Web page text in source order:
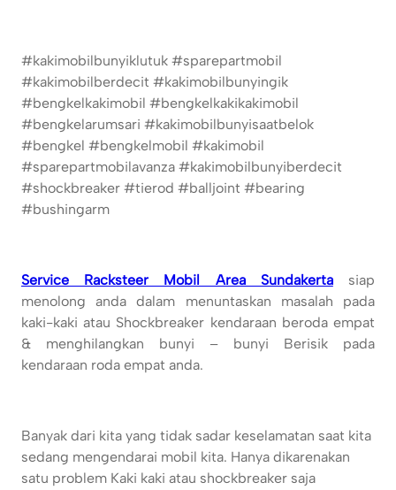
#kakimobilbunyiklutuk #sparepartmobil
#kakimobilberdecit #kakimobilbunyingik
#bengkelkakimobil #bengkelkakikakimobil
#bengkelarumsari #kakimobilbunyisaatbelok
#bengkel #bengkelmobil #kakimobil
#sparepartmobilavanza #kakimobilbunyiberdecit
#shockbreaker #tierod #balljoint #bearing
#bushingarm
Service Racksteer Mobil Area Sundakertasiap
menolong anda dalam menuntaskan masalah pada
kaki-kaki atau Shockbreaker kendaraan beroda empat
& menghilangkan bunyi – bunyi Berisik pada
kendaraan roda empat anda.
Banyak dari kita yang tidak sadar keselamatan saat kita
sedang mengendarai mobil kita. Hanya dikarenakan
satu problem Kaki kaki atau shockbreaker saja